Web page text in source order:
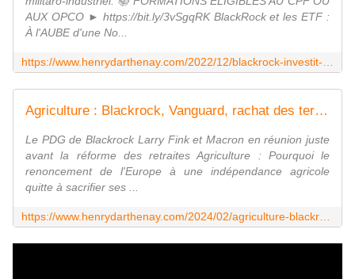
AUX OPCO ► https://bit.ly/3vSgqRK BlackRock et les ETF :
À l'AUBE d'une No...
Agriculture : Blackrock, Vanguard, rachat des terres céréalières d'Ukraine, manipulation des cours des céréales, asphyxie des agriculteurs Européens - Vouillé un peu d'Histoire
Le PDG de Blackrock Larry Fink et Macron en réunion juste
avant la réforme des retraites Agriculture : Pourquoi le
renoncement de l'Europe à une indépendance agricole
quitte à sacrifier ses ...